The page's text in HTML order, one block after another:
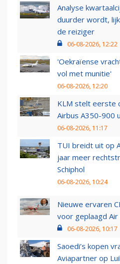
Analyse
duurder wordt,
de reiziger
06-08-2026, 12:22
'Oekraïense
vol met munitie'
06-08-2026, 12:20
KLM stelt eerste
Airbus A350-900
06-08-2026, 11:17
TUI breidt uit op
jaar meer
Schiphol
06-08-2026, 10:24
Nieuwe ervaren
voor geplaagd Air
06-08-2026, 10:17
Saoedi’s kopen
Aviapartner op